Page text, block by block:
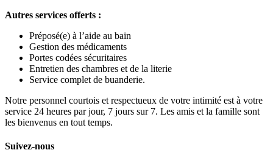
Autres services offerts :
Préposé(e) à l’aide au bain
Gestion des médicaments
Portes codées sécuritaires
Entretien des chambres et de la literie
Service complet de buanderie.
Notre personnel courtois et respectueux de votre intimité est à votre
service 24 heures par jour, 7 jours sur 7. Les amis et la famille sont
les bienvenus en tout temps.
Suivez-nous